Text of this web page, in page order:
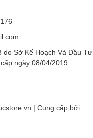
do Sở Kế Hoạch Và Đầu Tư
ngày 08/04/2019
| Cung cấp bởi